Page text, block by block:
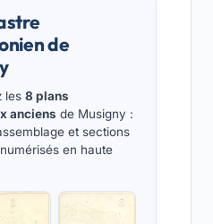
de
les 8 plans
anciens de Musigny :
et sections
en haute